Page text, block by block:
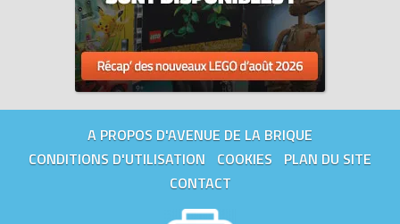
A PROPOS D'AVENUE DE LA BRIQUE
CONDITIONS D'UTILISATION
COOKIES
PLAN DU SITE
CONTACT